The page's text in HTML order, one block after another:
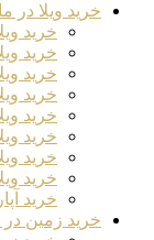
خرید ویلا در
خرید
خرید
خرید
خرید
خرید
خرید
خرید
خرید
خرید
خرید زمین